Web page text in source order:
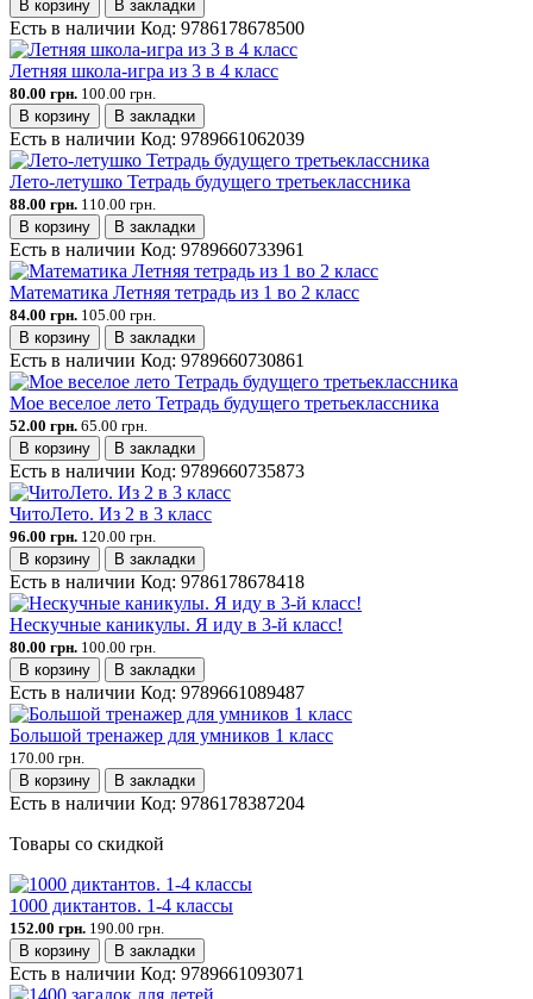
В корзину В закладки
Есть в наличии Код: 9786178678500
Летняя школа-игра из 3 в 4 класс
80.00 грн. 100.00 грн.
В корзину
В закладки
Есть в наличии Код: 9789661062039
Лето-летушко Тетрадь будущего третьеклассника
88.00 грн. 110.00 грн.
В корзину
В закладки
Есть в наличии Код: 9789660733961
Математика Летняя тетрадь из 1 во 2 класс
84.00 грн. 105.00 грн.
В корзину
В закладки
Есть в наличии Код: 9789660730861
Мое веселое лето Тетрадь будущего третьеклассника
52.00 грн. 65.00 грн.
В корзину
В закладки
Есть в наличии Код: 9789660735873
ЧитоЛето. Из 2 в 3 класс
96.00 грн. 120.00 грн.
В корзину
В закладки
Есть в наличии Код: 9786178678418
Нескучные каникулы. Я иду в 3-й класс!
80.00 грн. 100.00 грн.
В корзину
В закладки
Есть в наличии Код: 9789661089487
Большой тренажер для умников 1 класс
170.00 грн.
В корзину
В закладки
Есть в наличии Код: 9786178387204
Товары со скидкой
1000 диктантов. 1-4 классы
152.00 грн. 190.00 грн.
В корзину
В закладки
Есть в наличии Код: 9789661093071